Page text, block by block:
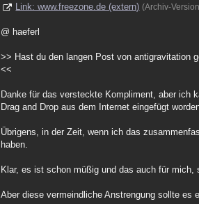
Link: www.freezone.de (extern) (Archiv-
@ haeferl
>> Hast du den langen Post von antigravitation
<<
Danke für das versteckte Kompliment, aber ich
Drag and Drop aus dem Internet eingefügt
Übrigens, in der Zeit, wenn ich das
haben.
Klar, es ist schon müßig und das auch für
Aber diese vermeindliche Anstrengung sollte es